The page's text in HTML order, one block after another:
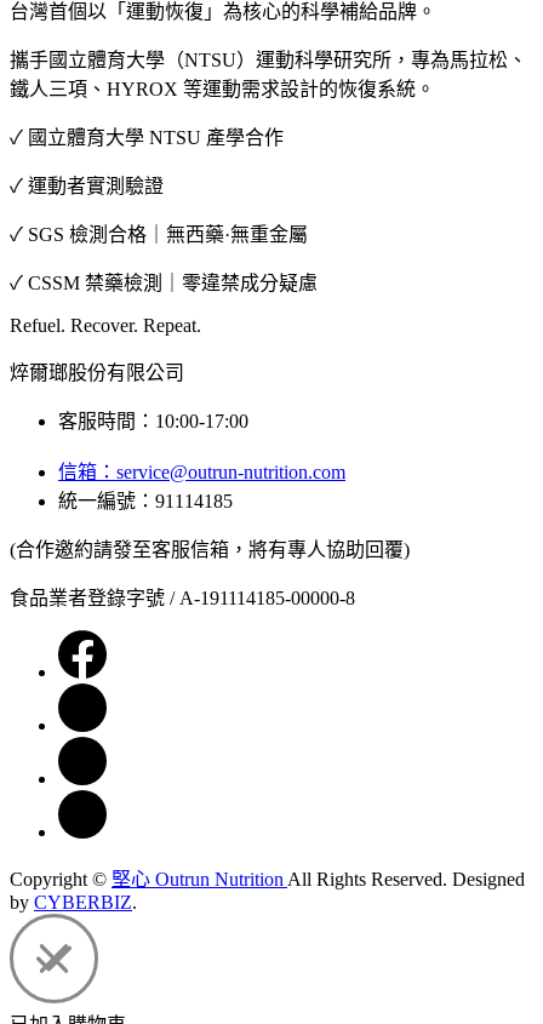
台灣首個以「運動恢復」為核心的科學補給品牌。
攜手國立體育大學（NTSU）運動科學研究所，專為馬拉松、
鐵人三項、HYROX 等運動需求設計的恢復系統。
✓ 國立體育大學 NTSU 產學合作
✓ 運動者實測驗證
✓ SGS 檢測合格｜無西藥·無重金屬
✓ CSSM 禁藥檢測｜零違禁成分疑慮
Refuel. Recover. Repeat.
焠爾瑯股份有限公司
客服時間：10:00-17:00
信箱： service@outrun-nutrition.com
統一編號：91114185
(合作邀約請發至客服信箱，將有專人協助回覆)
食品業者登錄字號 / A-191114185-00000-8
Copyright © 堅心 Outrun Nutrition All Rights Reserved. Designed
by CYBERBIZ.